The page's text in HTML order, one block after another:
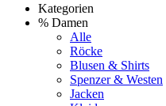
Kategorien
% Damen
Alle
Röcke
Blusen & Shirts
Spenzer & Westen
Jacken